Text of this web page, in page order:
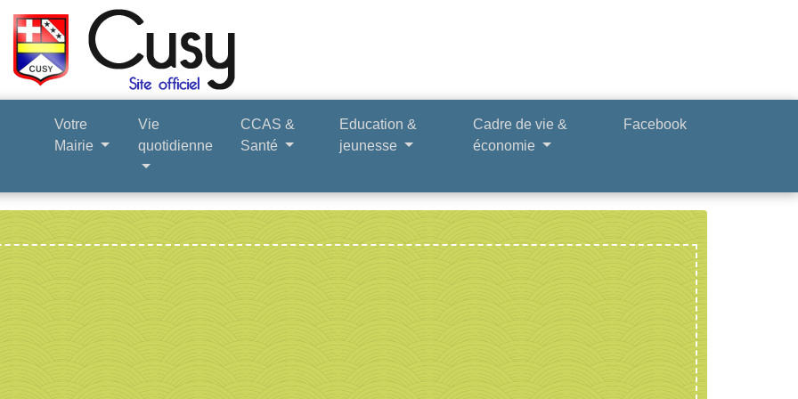
Votre
Mairie
Vie
quotidienne
CCAS &
Santé
Education &
jeunesse
Cadre de vie &
économie
Facebook